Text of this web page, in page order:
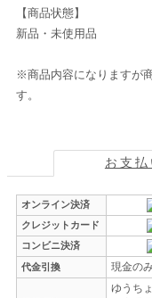
【商品状態】
新品・未使用品
※商品内容になりますが
す。
お支払
オンライン決済
クレジットカード
コンビニ決済
代金引換
現金の
ゆうち